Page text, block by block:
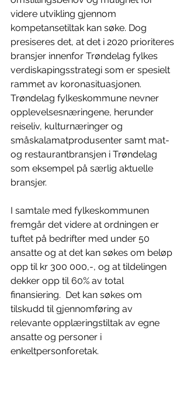
videre utvikling gjennom
kompetansetiltak kan søke. Dog
presiseres det, at det i 2020 prioriteres
bransjer innenfor Trøndelag fylkes
verdiskapingsstrategi som er spesielt
rammet av koronasituasjonen.
Trøndelag fylkeskommune nevner
opplevelsesnæringene, herunder
reiseliv, kulturnæringer og
småskalamatprodusenter samt mat-
og restaurantbransjen i Trøndelag
som eksempel på særlig aktuelle
bransjer.
I samtale med fylkeskommunen
fremgår det videre at ordningen er
tuftet på bedrifter med under 50
ansatte og at det kan søkes om beløp
opp til kr 300 000,-, og at tildelingen
dekker opp til 60% av total
finansiering.  Det kan søkes om
tilskudd til gjennomføring av
relevante opplæringstiltak av egne
ansatte og personer i
enkeltpersonforetak.